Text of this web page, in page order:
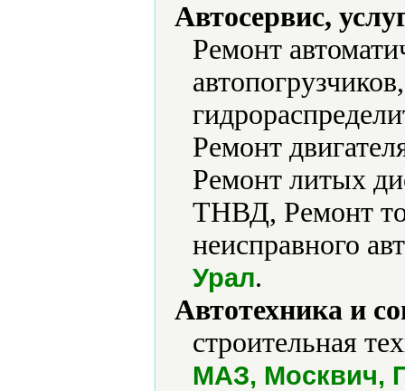
Автосервис,
Ремонт
Ремонт
Ремонт литых
ТНВД, Ремонт
неисправного
Урал.
Автотехника и
строительная
МАЗ, Москвич,